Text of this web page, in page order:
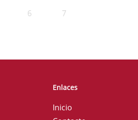
6 7
Enlaces
Inicio